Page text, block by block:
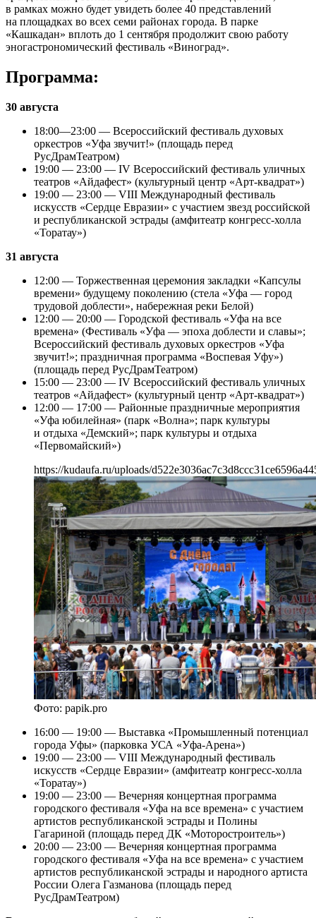
в рамках можно будет увидеть более 40 представлений
на площадках во всех семи районах города. В парке
«Кашкадан» вплоть до 1 сентября продолжит свою работу
эногастрономический фестиваль «Виноград».
Программа:
30 августа
18:00—23:00 — Всероссийский фестиваль духовых
оркестров «Уфа звучит!» (площадь перед
РусДрамТеатром)
19:00 — 23:00 — IV Всероссийский фестиваль уличных
театров «Айдафест» (культурный центр «Арт-квадрат»)
19:00 — 23:00 — VIII Международный фестиваль
искусств «Сердце Евразии» с участием звезд российской
и республиканской эстрады (амфитеатр конгресс-холла
«Торатау»)
31 августа
12:00 — Торжественная церемония закладки «Капсулы
времени» будущему поколению (стела «Уфа — город
трудовой доблести», набережная реки Белой)
12:00 — 20:00 — Городской фестиваль «Уфа на все
времена» (Фестиваль «Уфа — эпоха доблести и славы»;
Всероссийский фестиваль духовых оркестров «Уфа
звучит!»; праздничная программа «Воспевая Уфу»)
(площадь перед РусДрамТеатром)
15:00 — 23:00 — IV Всероссийский фестиваль уличных
театров «Айдафест» (культурный центр «Арт-квадрат»)
12:00 — 17:00 — Районные праздничные мероприятия
«Уфа юбилейная» (парк «Волна»; парк культуры
и отдыха «Демский»; парк культуры и отдыха
«Первомайский»)
https://kudaufa.ru/uploads/
Фото: papik.pro
16:00 — 19:00 — Выставка «Промышленный потенциал
города Уфы» (парковка УСА «Уфа-Арена»)
19:00 — 23:00 — VIII Международный фестиваль
искусств «Сердце Евразии» (амфитеатр конгресс-холла
«Торатау»)
19:00 — 23:00 — Вечерняя концертная программа
городского фестиваля «Уфа на все времена» с участием
артистов республиканской эстрады и Полины
Гагариной (площадь перед ДК «Моторостроитель»)
20:00 — 23:00 — Вечерняя концертная программа
городского фестиваля «Уфа на все времена» с участием
артистов республиканской эстрады и народного артиста
России Олега Газманова (площадь перед
РусДрамТеатром)